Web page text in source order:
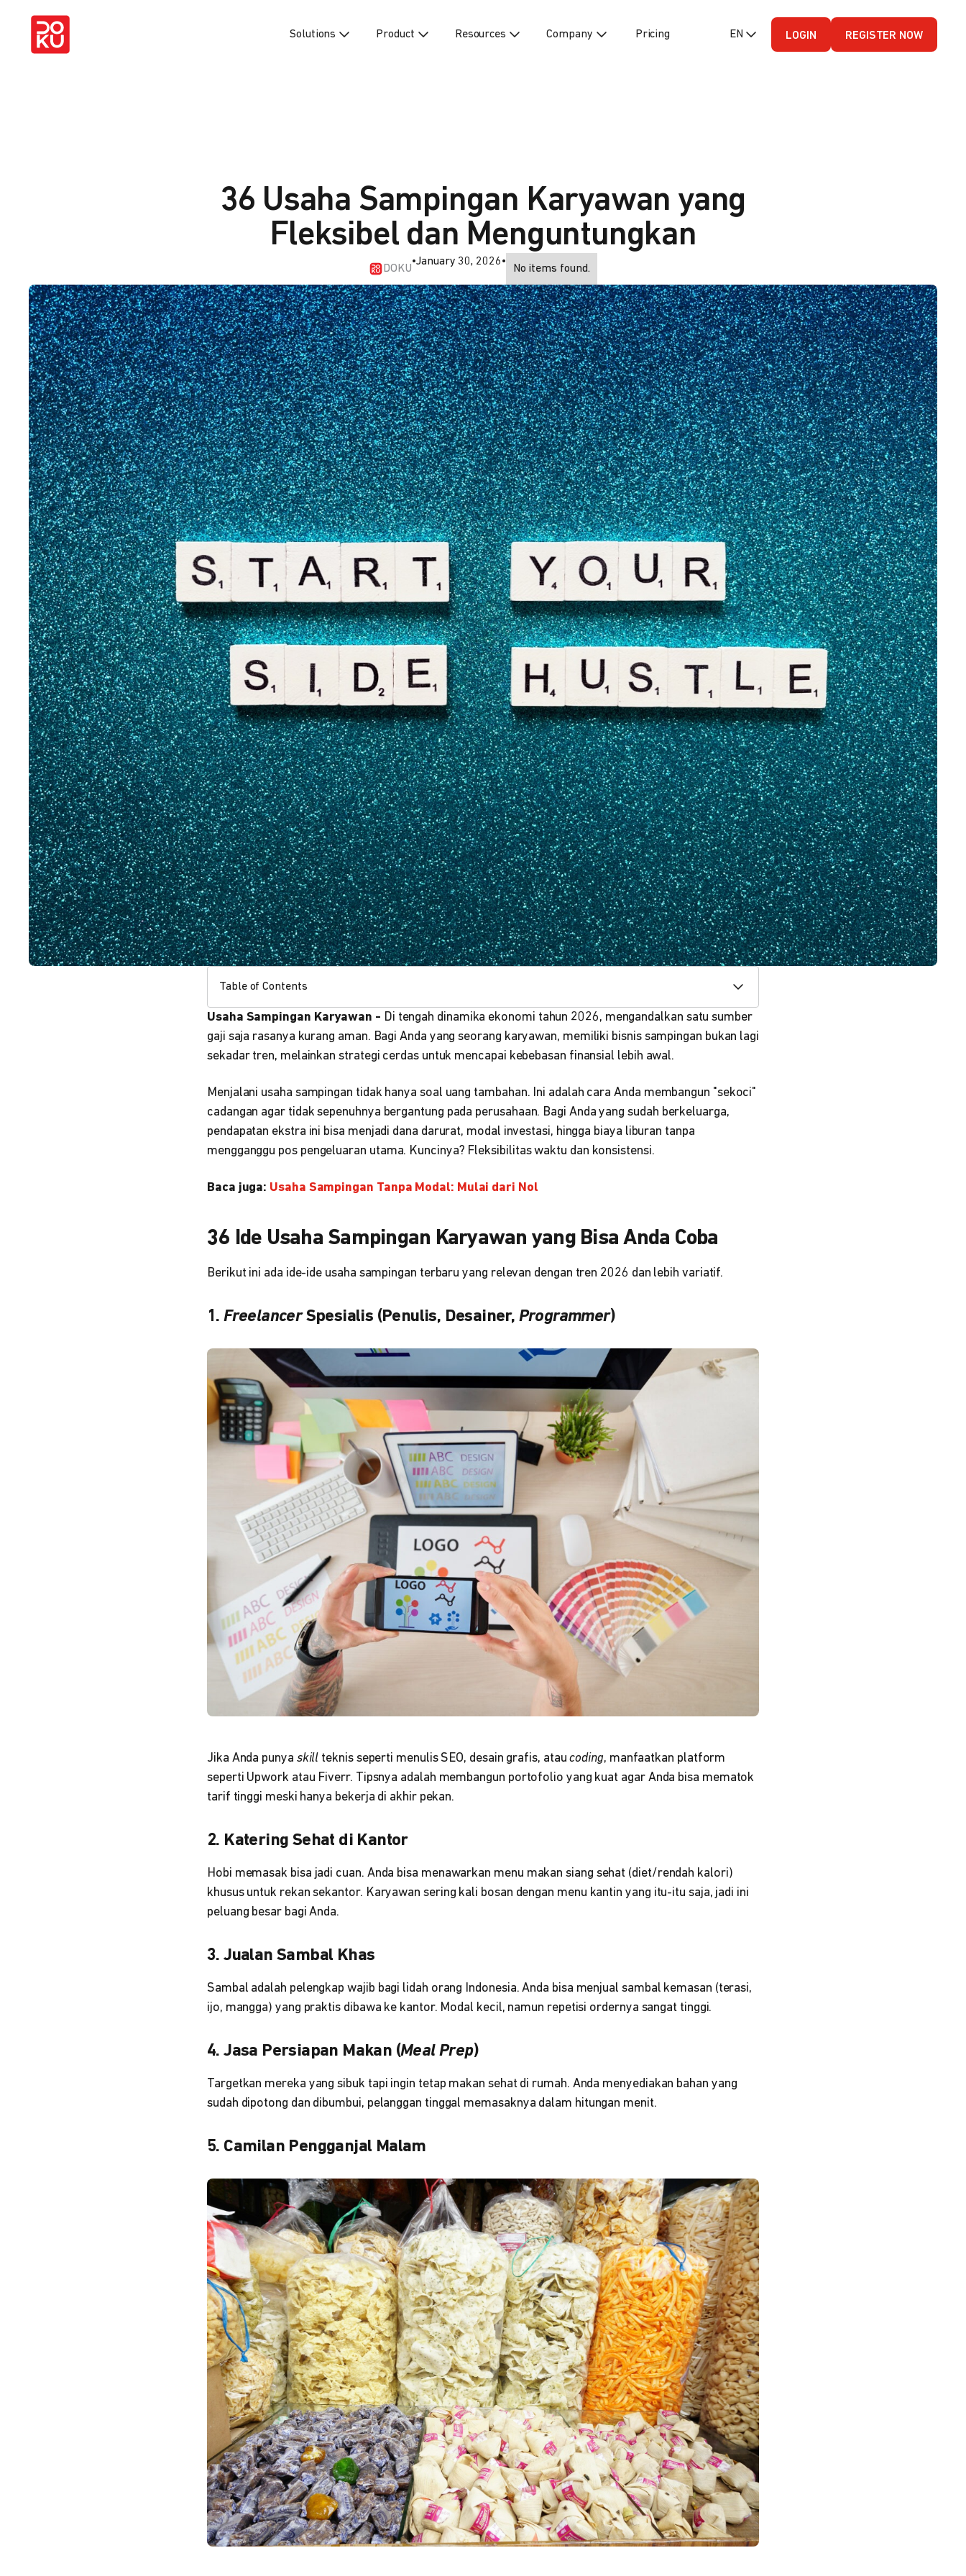
Solutions Product Resources Company Pricing EN (English - US)
LOGIN REGISTER NOW
36 Usaha Sampingan Karyawan yang
Fleksibel dan Menguntungkan
DOKU
•January 30, 2026•
No items found.
Table of Contents
Usaha Sampingan Karyawan - Di tengah dinamika ekonomi tahun 2026, mengandalkan satu sumber
gaji saja rasanya kurang aman. Bagi Anda yang seorang karyawan, memiliki bisnis sampingan bukan lagi
sekadar tren, melainkan strategi cerdas untuk mencapai kebebasan finansial lebih awal.
Menjalani usaha sampingan tidak hanya soal uang tambahan. Ini adalah cara Anda membangun "sekoci"
cadangan agar tidak sepenuhnya bergantung pada perusahaan. Bagi Anda yang sudah berkeluarga,
pendapatan ekstra ini bisa menjadi dana darurat, modal investasi, hingga biaya liburan tanpa
mengganggu pos pengeluaran utama. Kuncinya? Fleksibilitas waktu dan konsistensi.
Baca juga: Usaha Sampingan Tanpa Modal: Mulai dari Nol
36 Ide Usaha Sampingan Karyawan yang Bisa Anda Coba
Berikut ini ada ide-ide usaha sampingan terbaru yang relevan dengan tren 2026 dan lebih variatif.
1.FreelancerSpesialis (Penulis, Desainer, Programmer)
Jika Anda punya skill teknis seperti menulis SEO, desain grafis, ataucoding, manfaatkan platform
seperti Upwork atau Fiverr. Tipsnya adalah membangun portofolio yang kuat agar Anda bisa mematok
tarif tinggi meski hanya bekerja di akhir pekan.
2. Katering Sehat di Kantor
Hobi memasak bisa jadi cuan. Anda bisa menawarkan menu makan siang sehat (diet/rendah kalori)
khusus untuk rekan sekantor. Karyawan sering kali bosan dengan menu kantin yang itu-itu saja, jadi ini
peluang besar bagi Anda.
3. Jualan Sambal Khas
Sambal adalah pelengkap wajib bagi lidah orang Indonesia. Anda bisa menjual sambal kemasan (terasi,
ijo, mangga) yang praktis dibawa ke kantor. Modal kecil, namun repetisi ordernya sangat tinggi.
4. Jasa Persiapan Makan (Meal Prep)
Targetkan mereka yang sibuk tapi ingin tetap makan sehat di rumah. Anda menyediakan bahan yang
sudah dipotong dan dibumbui, pelanggan tinggal memasaknya dalam hitungan menit.
5. Camilan Pengganjal Malam